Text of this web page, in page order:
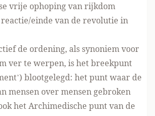
vrije ophoping van rijkdom
einde van de revolutie in
de ordening, als synoniem voor
ver te werpen, is het breekpunt
blootgelegd: het punt waar de
mensen over mensen gebroken
het Archimedische punt van de